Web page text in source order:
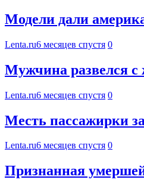
Модели дали
Lenta.ru6 месяцев спустя 0
Мужчина развелся с
Lenta.ru6 месяцев спустя 0
Месть пассажирки
Lenta.ru6 месяцев спустя 0
Признанная